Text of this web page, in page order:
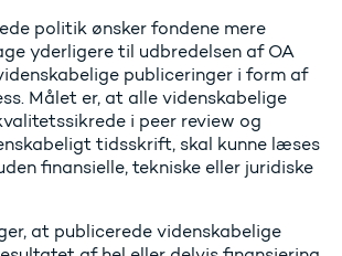
politik ønsker fondene mere
yderligere til udbredelsen af OA
publiceringer i form af
Målet er, at alle videnskabelige
i peer review og
tidsskrift, skal kunne læses
finansielle, tekniske eller juridiske
at publicerede videnskabelige